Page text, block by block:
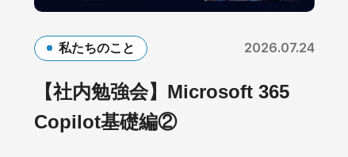
私たちのこと 2026.07.24
【社内勉強会】Microsoft 365
Copilot基礎編②